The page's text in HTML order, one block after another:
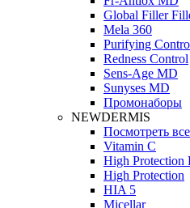
Global Filler
Mela 360
Purifying
Redness Control
Sens-Age MD
Sunyses MD
Промонаборы
NEWDERMIS
Посмотреть
Vitamin C
High Protection
High Protection
HIA 5
Micellar